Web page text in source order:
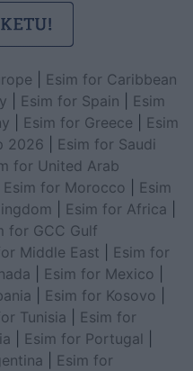
Esim for Caribbean
Esim for Spain
Esim
Esim for Greece
Esim
2026
Esim for Saudi
for United Arab
Esim for Morocco
Esim
Esim for Africa
for GCC Gulf
Middle East
Esim for
Esim for Mexico
Esim for Kosovo
Tunisia
Esim for
Esim for Portugal
Esim for